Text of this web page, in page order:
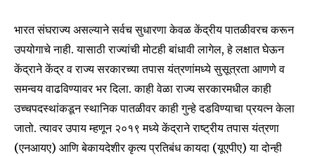
भारत संघराज्य असल्याने सर्वच सुधारणा केवळ केंद्रीय पातळीवरच करून
उपयोगाचे नाही. यासाठी राज्यांची मोटही बांधावी लागेल, हे लक्षात घेऊन
केंद्राने केंद्र व राज्य सरकारच्या तपास यंत्रणांमध्ये सुसूत्रता आणणे व
समन्वय वाढविण्यावर भर दिला. काही वेळा राज्य सरकारमधील काही
उच्चपदस्थांकडून स्थानिक पातळीवर काही गुन्हे दडविण्याचा प्रयत्न केला
जातो. त्यावर उपाय म्हणून २०१९ मध्ये केंद्राने राष्ट्रीय तपास यंत्रणा
(एनआयए) आणि बेकायदेशीर कृत्य प्रतिबंध कायदा (यूएपीए) या दोन्ही